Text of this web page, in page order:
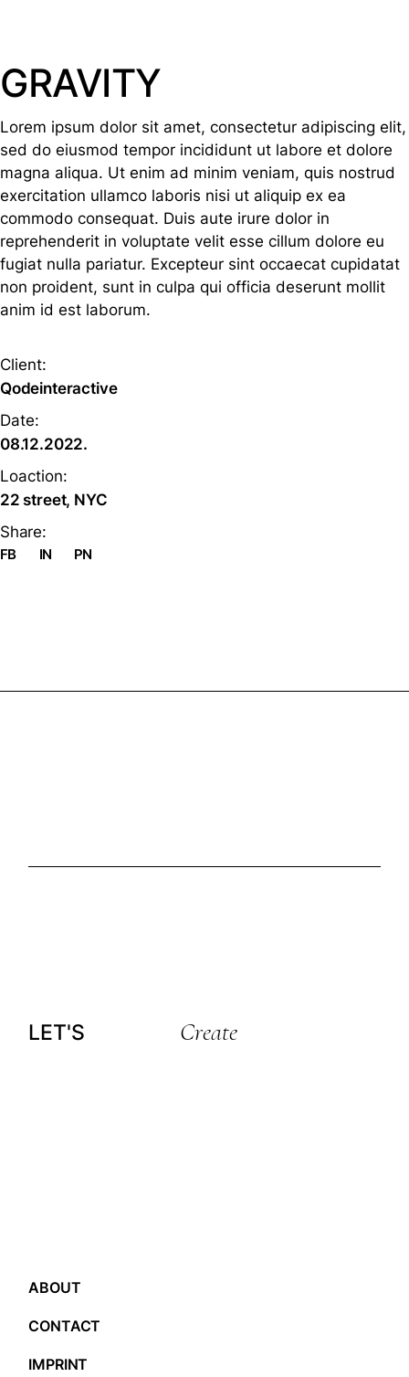
GRAVITY
Lorem ipsum dolor sit amet, consectetur adipiscing elit,
sed do eiusmod tempor incididunt ut labore et dolore
magna aliqua. Ut enim ad minim veniam, quis nostrud
exercitation ullamco laboris nisi ut aliquip ex ea
commodo consequat. Duis aute irure dolor in
reprehenderit in voluptate velit esse cillum dolore eu
fugiat nulla pariatur. Excepteur sint occaecat cupidatat
non proident, sunt in culpa qui officia deserunt mollit
anim id est laborum.
Client:
Qodeinteractive
Date:
08.12.2022.
Loaction:
22 street, NYC
Share:
FB IN PN
LET'S Create
ABOUT
CONTACT
IMPRINT